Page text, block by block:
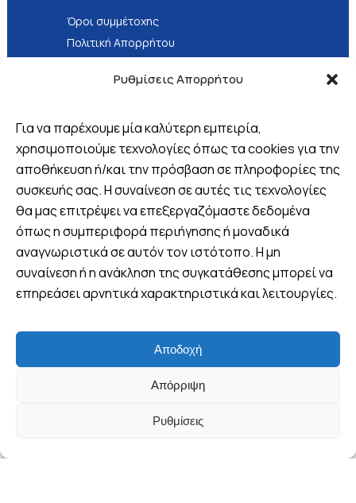
Ρυθμίσεις Απορρήτου
Για να παρέχουμε μία καλύτερη εμπειρία,
χρησιμοποιούμε τεχνολογίες όπως τα cookies για την
αποθήκευση ή/και την πρόσβαση σε πληροφορίες της
συσκευής σας. Η συναίνεση σε αυτές τις τεχνολογίες
θα μας επιτρέψει να επεξεργαζόμαστε δεδομένα
όπως η συμπεριφορά περιήγησης ή μοναδικά
αναγνωριστικά σε αυτόν τον ιστότοπο. Η μη
συναίνεση ή η ανάκληση της συγκατάθεσης μπορεί να
επηρεάσει αρνητικά χαρακτηριστικά και λειτουργίες.
Αποδοχή
Απόρριψη
Ρυθμίσεις
Όροι συμμέτοχης
Πολιτική Απορρήτου
Βρείτε μας
Πλ. 25ης Μαρτίου 8, Λουτράκι,
Ελλάδα
+30 6970 047952 (Viber -
WhatsApp)
info@wandervan.gr